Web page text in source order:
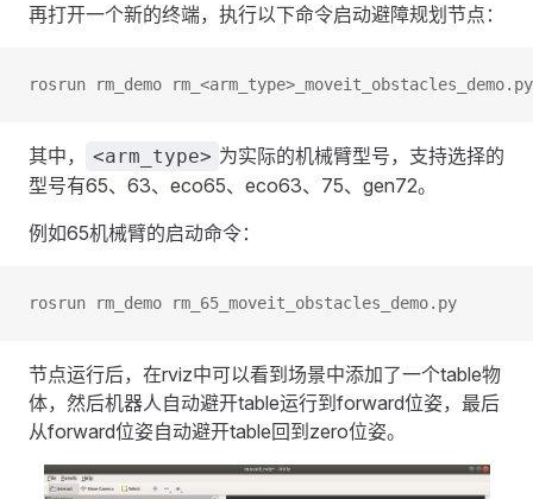
再打开一个新的终端，执行以下命令启动避障规划节点：
rosrun rm_demo rm_<arm_type>_moveit_obstacles_demo.py
其中， <arm_type> 为实际的机械臂型号，支持选择的
型号有65、63、eco65、eco63、75、gen72。
例如65机械臂的启动命令：
rosrun rm_demo rm_65_moveit_obstacles_demo.py
节点运行后，在rviz中可以看到场景中添加了一个table物
体，然后机器人自动避开table运行到forward位姿，最后
从forward位姿自动避开table回到zero位姿。